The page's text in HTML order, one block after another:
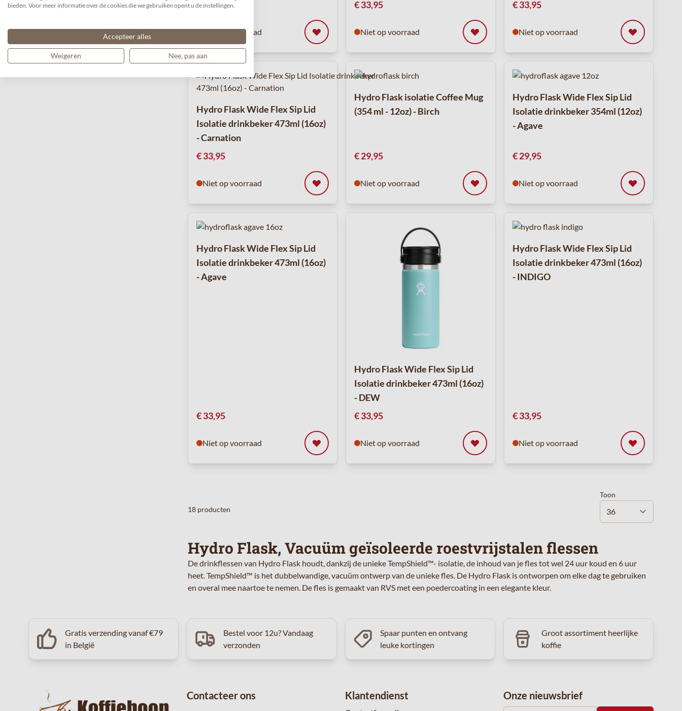
€ 33,95
Niet op voorraad
€ 33,95
Niet op voorraad
€ 33,95
Niet op voorraad
Hydro Flask Wide Flex Sip Lid
Isolatie drinkbeker 473ml (16oz)
- Carnation
€ 33,95
Niet op voorraad
Hydro Flask isolatie Coffee Mug
(354 ml - 12oz) - Birch
€ 29,95
Niet op voorraad
Hydro Flask Wide Flex Sip Lid
Isolatie drinkbeker 354ml (12oz)
- Agave
€ 29,95
Niet op voorraad
Hydro Flask Wide Flex Sip Lid
Isolatie drinkbeker 473ml (16oz)
- Agave
€ 33,95
Niet op voorraad
Hydro Flask Wide Flex Sip Lid
Isolatie drinkbeker 473ml (16oz)
- DEW
€ 33,95
Niet op voorraad
Hydro Flask Wide Flex Sip Lid
Isolatie drinkbeker 473ml (16oz)
- INDIGO
€ 33,95
Niet op voorraad
18 producten
Toon
Hydro Flask, Vacuüm geïsoleerde roestvrijstalen flessen
De drinkflessen van Hydro Flask houdt, dankzij de unieke TempShield™- isolatie, de inhoud van je fles tot wel 24 uur koud en 6 uur
heet. TempShield™ is het dubbelwandige, vacuüm ontwerp van de unieke fles. De Hydro Flask is ontworpen om elke dag te gebruiken
en overal mee naartoe te nemen. De fles is gemaakt van RVS met een poedercoating in een elegante kleur.
Gratis verzending vanaf €79
in België
Bestel voor 12u? Vandaag
verzonden
Spaar punten en ontvang
leuke kortingen
Groot assortiment heerlijke
koffie
Contacteer ons Klantendienst Onze nieuwsbrief
bieden. Voor meer informatie over de cookies die we gebruiken opent u de instellingen.
Accepteer alles
Weigeren Nee, pas aan